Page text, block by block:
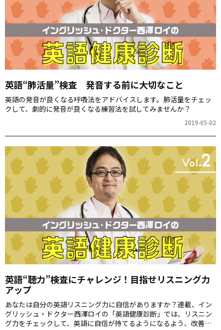
英語“肺活量”検査 発音する前に大切なこと
英語の発音が良くなる呼吸法をアドバイスします。肺活量をチェッ
クして、劇的に発音が良くなる練習法を試してみませんか？
2019-05-02
英語“聴力”検査にチャレンジ！目指せリスニング力
アップ
あなたは自分の英語リスニング力に自信がありますか？連載、イン
グリッシュ・ドクター西澤ロイの「英語健康診断」では、リスニン
グ力をチェックして、英語に自信が持てるようになるよう、改善法